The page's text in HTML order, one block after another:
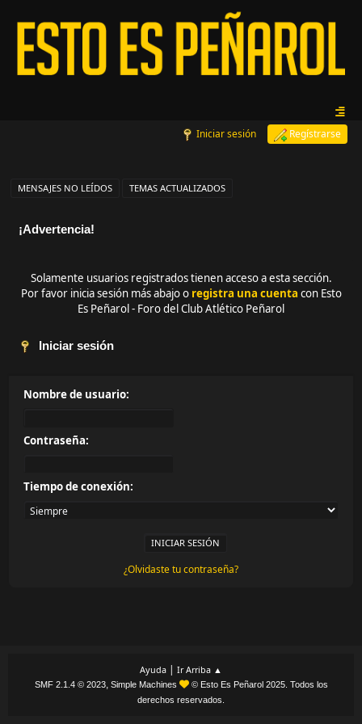
Iniciar sesión Regístrarse
MENSAJES NO LEÍDOS TEMAS ACTUALIZADOS
¡Advertencia!
Solamente usuarios registrados tienen acceso a esta sección.
Por favor inicia sesión más abajo o registra una cuenta con Esto
Es Peñarol - Foro del Club Atlético Peñarol
Iniciar sesión
Nombre de usuario:
Contraseña:
Tiempo de conexión:
¿Olvidaste tu contraseña?
Ayuda | Ir Arriba ▲
SMF 2.1.4 © 2023, Simple Machines
© Esto Es Peñarol 2025. Todos los
derechos reservados.